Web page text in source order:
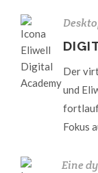
Der
und
Fokus
Eine